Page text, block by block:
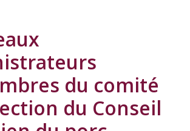
du comité
du Conseil